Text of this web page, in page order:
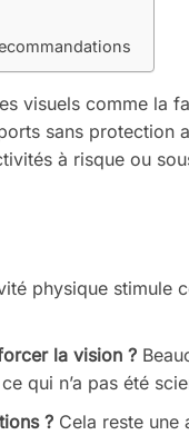
visuels comme la
sans protection
à risque ou
physique stimule
la vision ?
qui n’a pas été
?Cela reste une